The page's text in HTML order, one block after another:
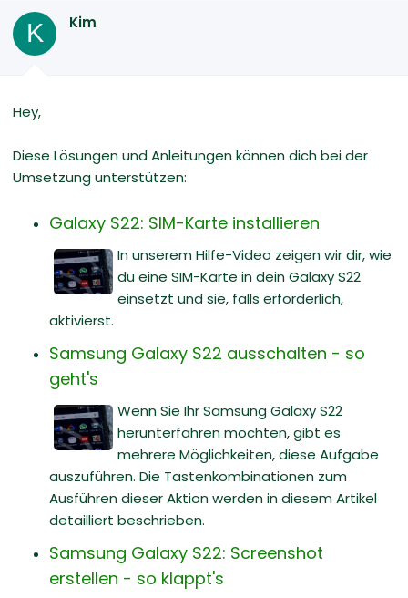
K Kim
Hey,
Diese Lösungen und Anleitungen können dich bei der
Umsetzung unterstützen:
Galaxy S22: SIM-Karte installieren
In unserem Hilfe-Video zeigen wir dir, wie
du eine SIM-Karte in dein Galaxy S22
einsetzt und sie, falls erforderlich,
aktivierst.
Samsung Galaxy S22 ausschalten - so
geht's
Wenn Sie Ihr Samsung Galaxy S22
herunterfahren möchten, gibt es
mehrere Möglichkeiten, diese Aufgabe
auszuführen. Die Tastenkombinationen zum
Ausführen dieser Aktion werden in diesem Artikel
detailliert beschrieben.
Samsung Galaxy S22: Screenshot
erstellen - so klappt's